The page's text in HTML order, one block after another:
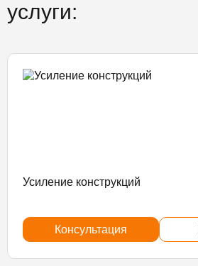
услуги:
Усиление конструкций
Консультация